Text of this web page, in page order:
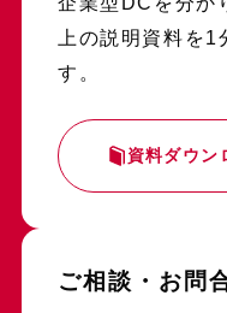
上の説明資料を
す。
資料ダウン
ご相談・お問